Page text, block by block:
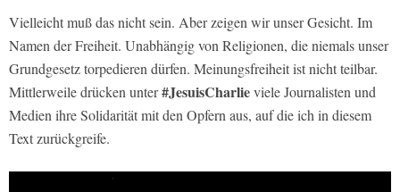
Vielleicht muß das nicht sein. Aber zeigen wir unser Gesicht. Im
Namen der Freiheit. Unabhängig von Religionen, die niemals unser
Grundgesetz torpedieren dürfen. Meinungsfreiheit ist nicht teilbar.
Mittlerweile drücken unter#JesuisCharlieviele Journalisten und
Medien ihre Solidarität mit den Opfern aus, auf die ich in diesem
Text zurückgreife.